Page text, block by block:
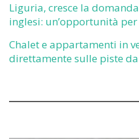
Liguria, cresce la
inglesi: un’opportunità
Chalet e appartamenti in
direttamente sulle piste